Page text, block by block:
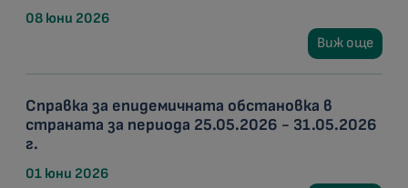
08 юни 2026
Виж още
Справка за епидемичната обстановка в
страната за периода 25.05.2026 - 31.05.2026
г.
01 юни 2026